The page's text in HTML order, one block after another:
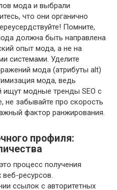
мода и выбрали
что они органично
Помните,
должна быть направлена
опыт мода, а не на
системами. Уделите
мода (атрибуты alt)
мода, ведь
ищут модные тренды SEO с
не забывайте про скорость
фактор ранжирования.
профиля:
процесс получения
ресурсов.
ссылок с авторитетных